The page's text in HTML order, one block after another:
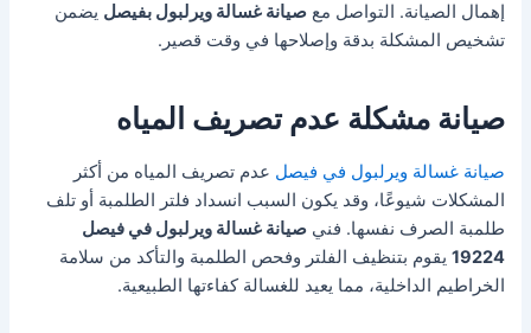
إهمال الصيانة. التواصل معصيانة غسالة ويرلبول بفيصل يضمن
تشخيص المشكلة بدقة وإصلاحها في وقت قصير.
صيانة مشكلة عدم تصريف المياه
صيانة غسالة ويرلبول في فيصل عدم تصريف المياه من أكثر
المشكلات شيوعًا، وقد يكون السبب انسداد فلتر الطلمبة أو تلف
طلمبة الصرف نفسها. فنيصيانة غسالة ويرلبول في فيصل
19224 يقوم بتنظيف الفلتر وفحص الطلمبة والتأكد من سلامة
الخراطيم الداخلية، مما يعيد للغسالة كفاءتها الطبيعية.